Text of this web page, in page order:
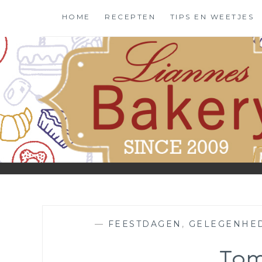
content
HOME RECEPTEN TIPS EN WEETJES
— FEESTDAGEN ,